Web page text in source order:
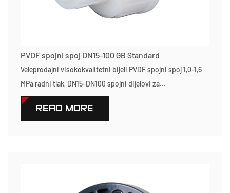
PVDF spojni spoj DN15-100 GB Standard
Veleprodajni visokokvalitetni bijeli PVDF spojni spoj 1,0-1,6
MPa radni tlak, DN15-DN100 spojni dijelovi za...
READ MORE